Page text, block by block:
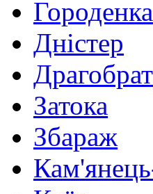
Городенка
Дністер
Драгобрат
Затока
Збараж